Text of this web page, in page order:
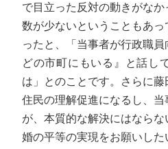
で目立った反対の動きがな
数が少ないということもあ
ったと、「当事者が行政職
どの市町にもいる』と話し
は」とのことです。さらに
住民の理解促進になるし、
が、本質的な解決にはなら
婚の平等の実現をお願いした